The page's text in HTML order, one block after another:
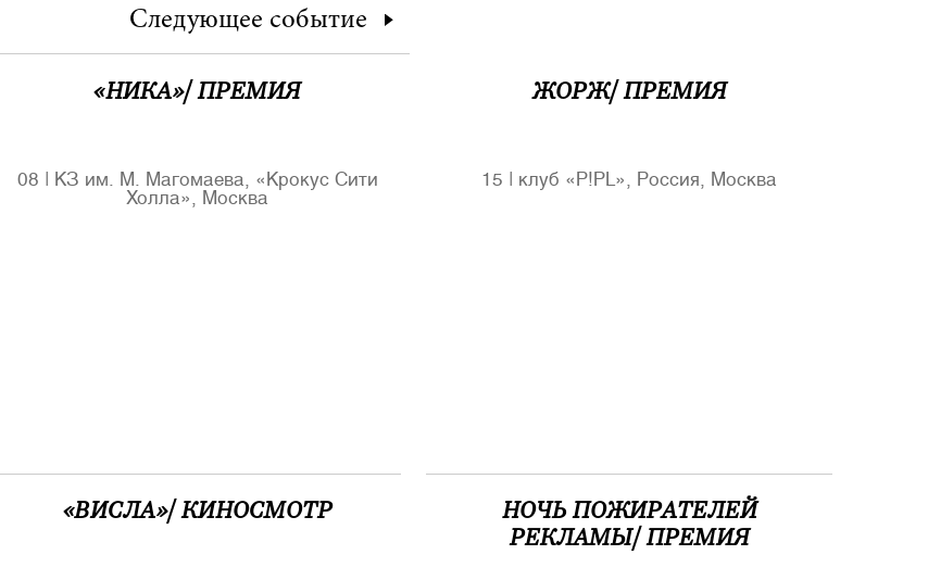
Следующее событие
«НИКА»/ ПРЕМИЯ
08
КЗ им. М. Магомаева, «Крокус Сити
Холла», Москва
ЖОРЖ/ ПРЕМИЯ
15 клуб «P!PL», Россия, Москва
«ВИСЛА»/ КИНОСМОТР
НОЧЬ ПОЖИРАТЕЛЕЙ
РЕКЛАМЫ/ ПРЕМИЯ